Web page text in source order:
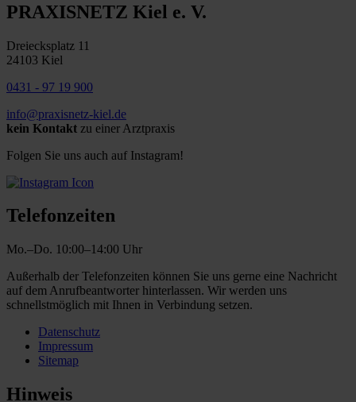
PRAXISNETZ Kiel e. V.
Dreiecksplatz 11
24103 Kiel
0431 - 97 19 900
info@praxisnetz-kiel.de
kein Kontakt zu einer Arztpraxis
Folgen Sie uns auch auf Instagram!
Telefonzeiten
Mo.–Do. 10:00–14:00 Uhr
Außerhalb der Telefonzeiten können Sie uns gerne eine Nachricht
auf dem Anrufbeantworter hinterlassen. Wir werden uns
schnellstmöglich mit Ihnen in Verbindung setzen.
Datenschutz
Impressum
Sitemap
Hinweis